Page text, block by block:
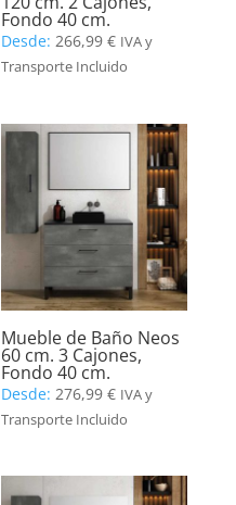
Fondo 40 cm.
Desde:266,99€ IVA y
Transporte Incluido
Mueble de Baño Neos
60 cm. 3 Cajones,
Fondo 40 cm.
Desde: 276,99€ IVA y
Transporte Incluido